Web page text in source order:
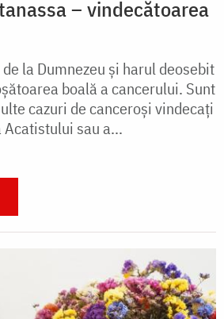
– vindecătoarea
la Dumnezeu şi harul deosebit
boală a cancerului. Sunt
cazuri de canceroşi vindecaţi
sau a...